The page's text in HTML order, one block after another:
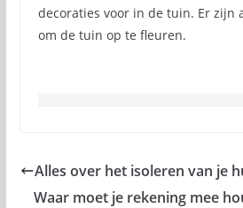
decoraties voor in de tuin. Er zijn
om de tuin op te fleuren.
Alles over het isoleren van je
Waar moet je rekening mee